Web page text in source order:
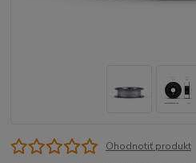
Ohodnotiť produkt